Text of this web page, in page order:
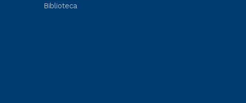
Biblioteca